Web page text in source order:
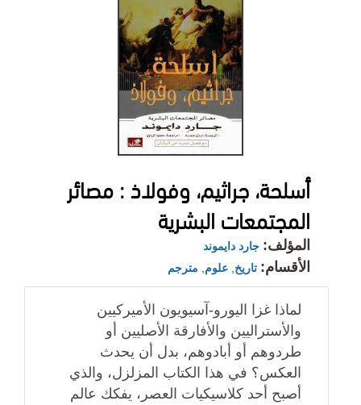
أسلحة، جراثيم، وفولاذ : مصائر
المجتمعات البشرية
المؤلف: جارد دايموند
الأقسام: تاريخ علوم مترجم
لماذا غزا اليورو-آسيويون الأميركيين
والأستراليين والأفارقة الأصليين أو
طردوهم أو أبادوهم، بدل أن يحدث
العكس؟ في هذا الكتاب المزلزل، والذي
أصبح أحد كلاسيكيات العصر، يفكك عالم